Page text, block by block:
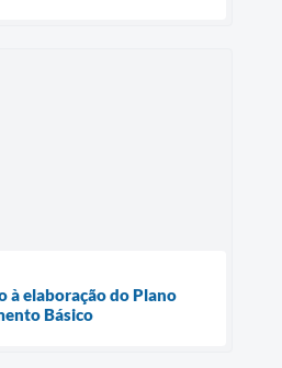
à elaboração do Plano
Básico